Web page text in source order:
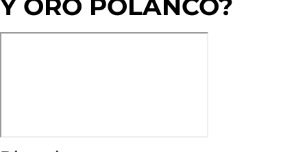
Y ORO POLANCO?